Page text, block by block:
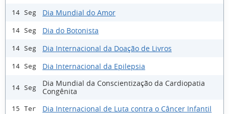
14 Seg Dia Mundial do Amor
14 Seg Dia do Botonista
14 Seg Dia Internacional da Doação de Livros
14 Seg Dia Internacional da Epilepsia
14 Seg
Dia Mundial da Conscientização da Cardiopatia
Congênita
15 Ter Dia Internacional de Luta contra o Câncer Infantil